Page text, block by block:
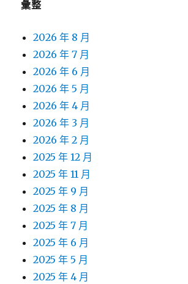
彙整
2026 年 8 月
2026 年 7 月
2026 年 6 月
2026 年 5 月
2026 年 4 月
2026 年 3 月
2026 年 2 月
2025 年 12 月
2025 年 11 月
2025 年 9 月
2025 年 8 月
2025 年 7 月
2025 年 6 月
2025 年 5 月
2025 年 4 月